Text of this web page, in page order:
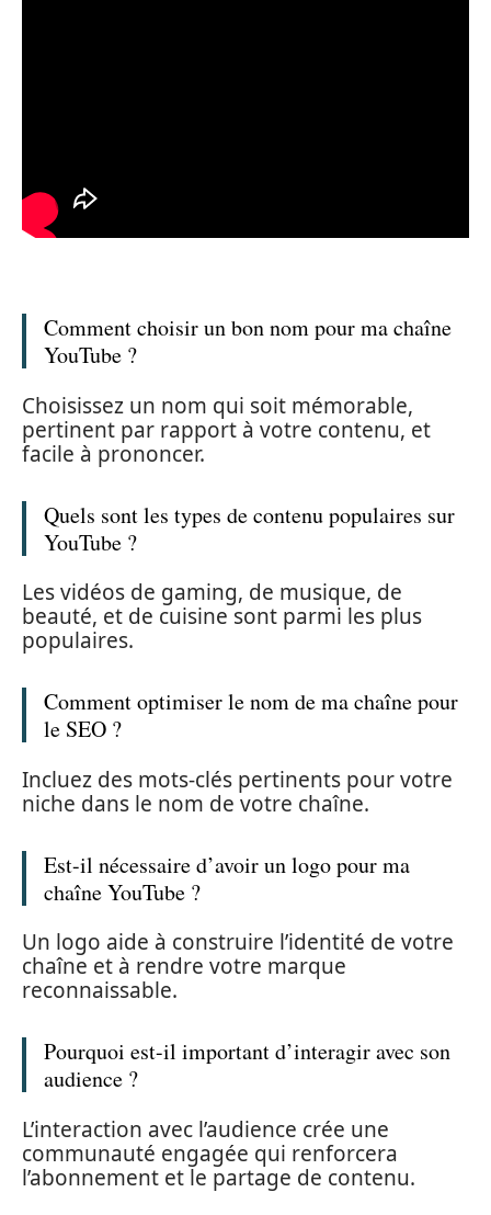
Comment choisir un bon nom pour ma chaîne
YouTube ?
Choisissez un nom qui soit mémorable,
pertinent par rapport à votre contenu, et
facile à prononcer.
Quels sont les types de contenu populaires sur
YouTube ?
Les vidéos de gaming, de musique, de
beauté, et de cuisine sont parmi les plus
populaires.
Comment optimiser le nom de ma chaîne pour
le SEO ?
Incluez des mots-clés pertinents pour votre
niche dans le nom de votre chaîne.
Est-il nécessaire d’avoir un logo pour ma
chaîne YouTube ?
Un logo aide à construire l’identité de votre
chaîne et à rendre votre marque
reconnaissable.
Pourquoi est-il important d’interagir avec son
audience ?
L’interaction avec l’audience crée une
communauté engagée qui renforcera
l’abonnement et le partage de contenu.